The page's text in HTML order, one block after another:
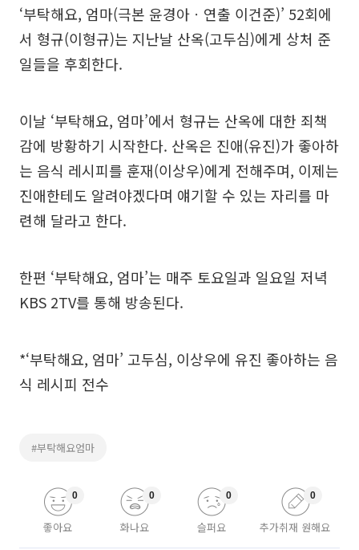
‘부탁해요, 엄마(극본 윤경아ㆍ연출 이건준)’ 52회에
서 형규(이형규)는 지난날 산옥(고두심)에게 상처 준
일들을 후회한다.
이날 ‘부탁해요, 엄마’에서 형규는 산옥에 대한 죄책
감에 방황하기 시작한다. 산옥은 진애(유진)가 좋아하
는 음식 레시피를 훈재(이상우)에게 전해주며, 이제는
진애한테도 알려야겠다며 얘기할 수 있는 자리를 마
련해 달라고 한다.
한편 ‘부탁해요, 엄마’는 매주 토요일과 일요일 저녁
KBS 2TV를 통해 방송된다.
*‘부탁해요, 엄마’ 고두심, 이상우에 유진 좋아하는 음
식 레시피 전수
#부탁해요엄마
좋아요
0
화나요
0
슬퍼요
0
추가취재 원해요
0